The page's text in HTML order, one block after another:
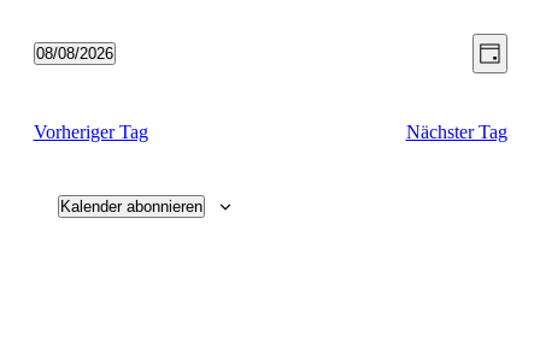
Tag
08/08/2026
Vorheriger Tag
Nächster Tag
Kalender abonnieren